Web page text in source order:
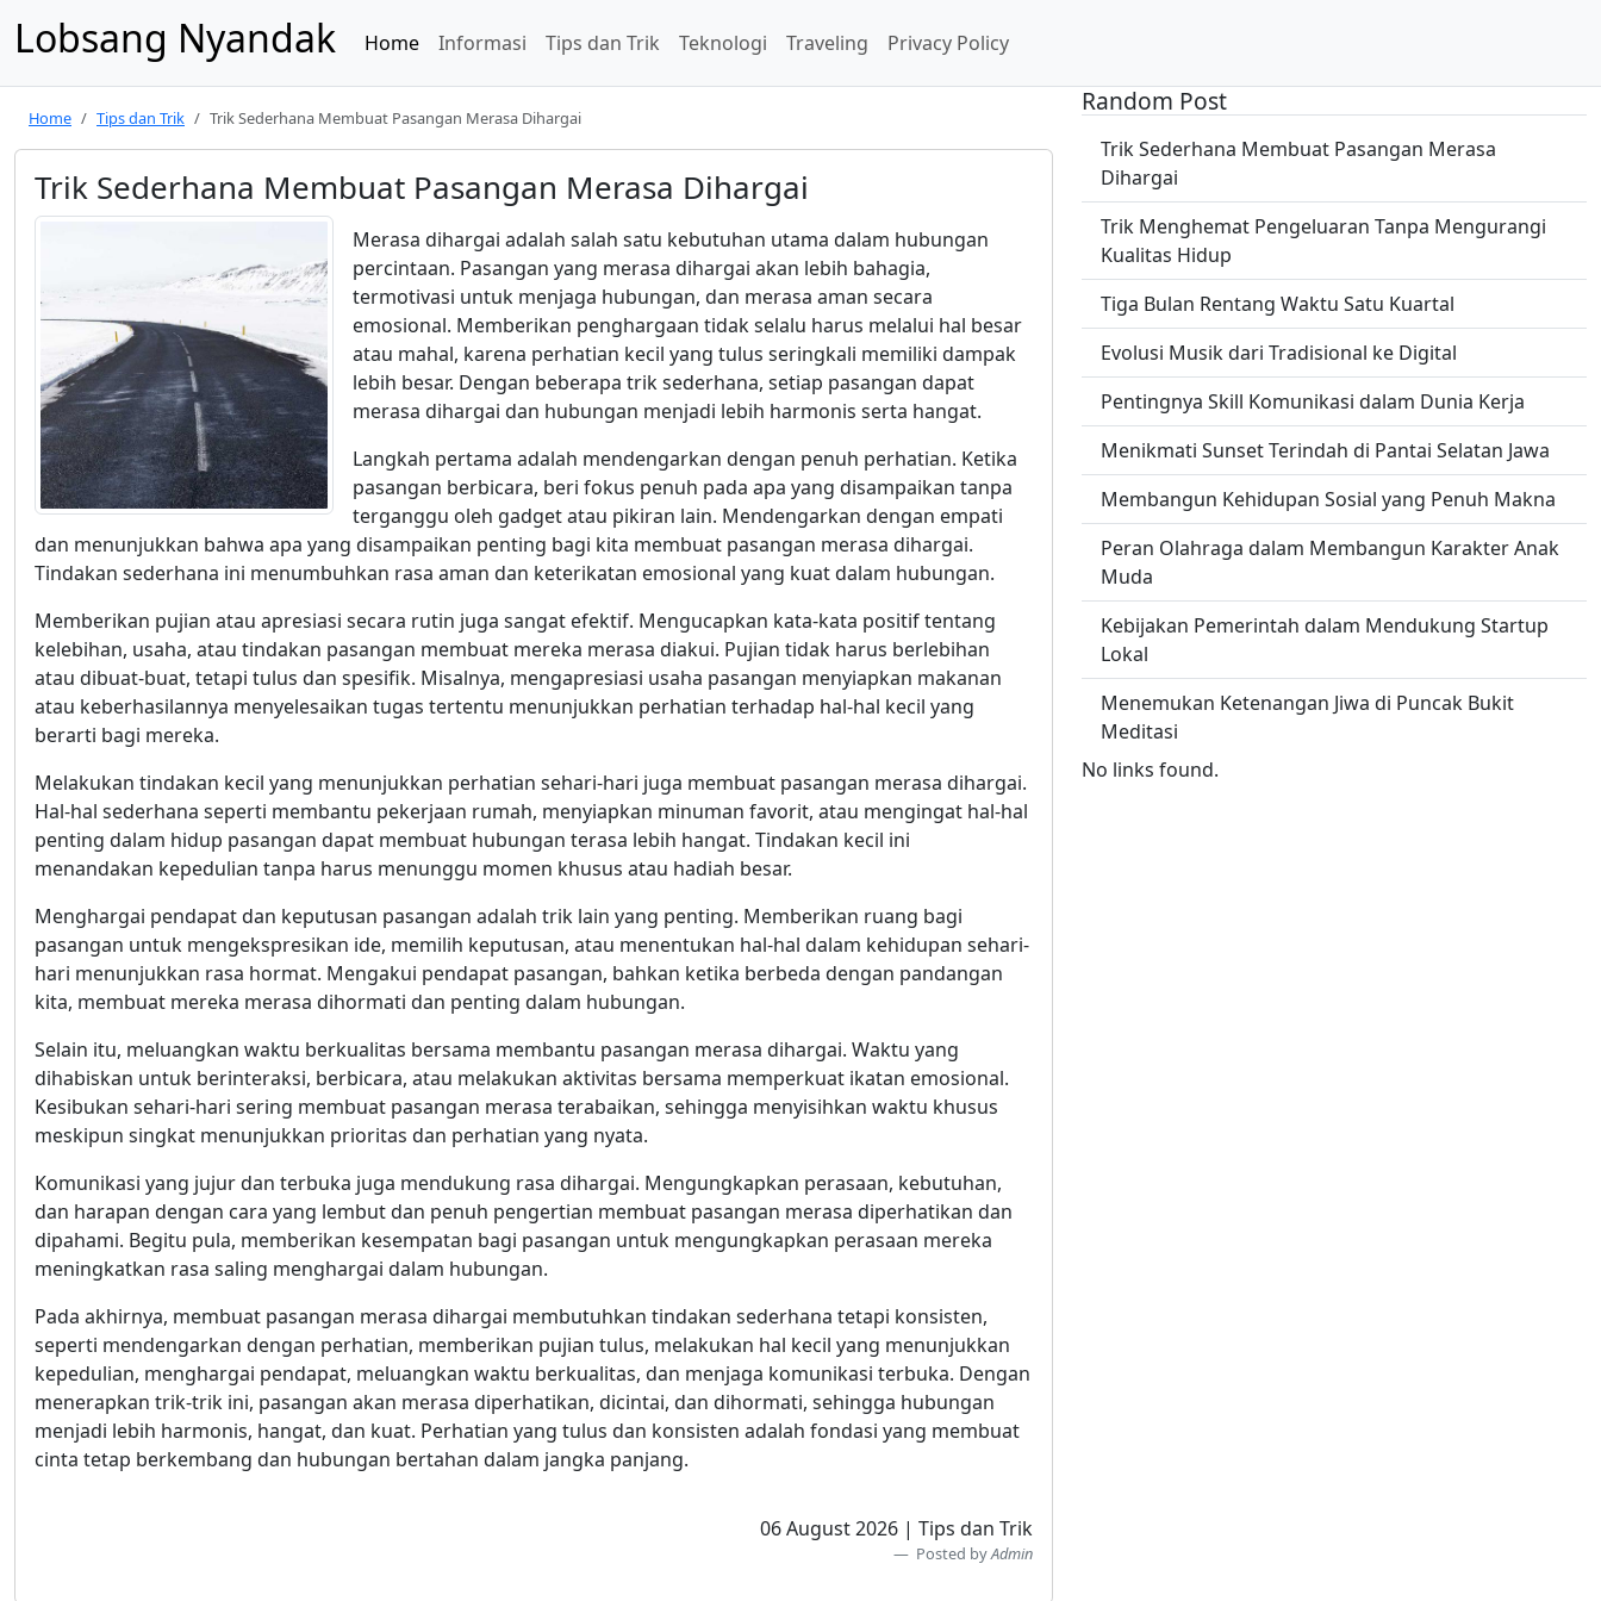
Lobsang Nyandak Home Informasi Tips dan Trik Teknologi Traveling Privacy Policy
Home Tips dan Trik Trik Sederhana Membuat Pasangan Merasa Dihargai
Trik Sederhana Membuat Pasangan Merasa Dihargai
Merasa dihargai adalah salah satu kebutuhan utama dalam hubungan
percintaan. Pasangan yang merasa dihargai akan lebih bahagia,
termotivasi untuk menjaga hubungan, dan merasa aman secara
emosional. Memberikan penghargaan tidak selalu harus melalui hal besar
atau mahal, karena perhatian kecil yang tulus seringkali memiliki dampak
lebih besar. Dengan beberapa trik sederhana, setiap pasangan dapat
merasa dihargai dan hubungan menjadi lebih harmonis serta hangat.
Langkah pertama adalah mendengarkan dengan penuh perhatian. Ketika
pasangan berbicara, beri fokus penuh pada apa yang disampaikan tanpa
terganggu oleh gadget atau pikiran lain. Mendengarkan dengan empati
dan menunjukkan bahwa apa yang disampaikan penting bagi kita membuat pasangan merasa dihargai.
Tindakan sederhana ini menumbuhkan rasa aman dan keterikatan emosional yang kuat dalam hubungan.
Memberikan pujian atau apresiasi secara rutin juga sangat efektif. Mengucapkan kata-kata positif tentang
kelebihan, usaha, atau tindakan pasangan membuat mereka merasa diakui. Pujian tidak harus berlebihan
atau dibuat-buat, tetapi tulus dan spesifik. Misalnya, mengapresiasi usaha pasangan menyiapkan makanan
atau keberhasilannya menyelesaikan tugas tertentu menunjukkan perhatian terhadap hal-hal kecil yang
berarti bagi mereka.
Melakukan tindakan kecil yang menunjukkan perhatian sehari-hari juga membuat pasangan merasa dihargai.
Hal-hal sederhana seperti membantu pekerjaan rumah, menyiapkan minuman favorit, atau mengingat hal-hal
penting dalam hidup pasangan dapat membuat hubungan terasa lebih hangat. Tindakan kecil ini
menandakan kepedulian tanpa harus menunggu momen khusus atau hadiah besar.
Menghargai pendapat dan keputusan pasangan adalah trik lain yang penting. Memberikan ruang bagi
pasangan untuk mengekspresikan ide, memilih keputusan, atau menentukan hal-hal dalam kehidupan sehari-
hari menunjukkan rasa hormat. Mengakui pendapat pasangan, bahkan ketika berbeda dengan pandangan
kita, membuat mereka merasa dihormati dan penting dalam hubungan.
Selain itu, meluangkan waktu berkualitas bersama membantu pasangan merasa dihargai. Waktu yang
dihabiskan untuk berinteraksi, berbicara, atau melakukan aktivitas bersama memperkuat ikatan emosional.
Kesibukan sehari-hari sering membuat pasangan merasa terabaikan, sehingga menyisihkan waktu khusus
meskipun singkat menunjukkan prioritas dan perhatian yang nyata.
Komunikasi yang jujur dan terbuka juga mendukung rasa dihargai. Mengungkapkan perasaan, kebutuhan,
dan harapan dengan cara yang lembut dan penuh pengertian membuat pasangan merasa diperhatikan dan
dipahami. Begitu pula, memberikan kesempatan bagi pasangan untuk mengungkapkan perasaan mereka
meningkatkan rasa saling menghargai dalam hubungan.
Pada akhirnya, membuat pasangan merasa dihargai membutuhkan tindakan sederhana tetapi konsisten,
seperti mendengarkan dengan perhatian, memberikan pujian tulus, melakukan hal kecil yang menunjukkan
kepedulian, menghargai pendapat, meluangkan waktu berkualitas, dan menjaga komunikasi terbuka. Dengan
menerapkan trik-trik ini, pasangan akan merasa diperhatikan, dicintai, dan dihormati, sehingga hubungan
menjadi lebih harmonis, hangat, dan kuat. Perhatian yang tulus dan konsisten adalah fondasi yang membuat
cinta tetap berkembang dan hubungan bertahan dalam jangka panjang.
06 August 2026 | Tips dan Trik
Posted byAdmin
Random Post
Trik Sederhana Membuat Pasangan Merasa
Dihargai
Trik Menghemat Pengeluaran Tanpa Mengurangi
Kualitas Hidup
Tiga Bulan Rentang Waktu Satu Kuartal
Evolusi Musik dari Tradisional ke Digital
Pentingnya Skill Komunikasi dalam Dunia Kerja
Menikmati Sunset Terindah di Pantai Selatan Jawa
Membangun Kehidupan Sosial yang Penuh Makna
Peran Olahraga dalam Membangun Karakter Anak
Muda
Kebijakan Pemerintah dalam Mendukung Startup
Lokal
Menemukan Ketenangan Jiwa di Puncak Bukit
Meditasi
No links found.